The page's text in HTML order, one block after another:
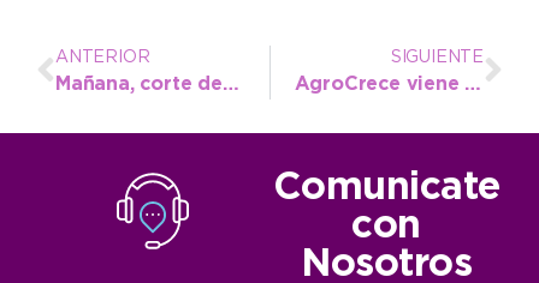
ANTERIOR
Mañana, corte de agua en la Peatonal 83 para empalme y conexiones
SIGUIENTE
AgroCrece viene acompañada de talleres para todos los gustos
Comunicate
con
Nosotros